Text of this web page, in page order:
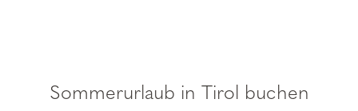
Sommerurlaub in Tirol buchen